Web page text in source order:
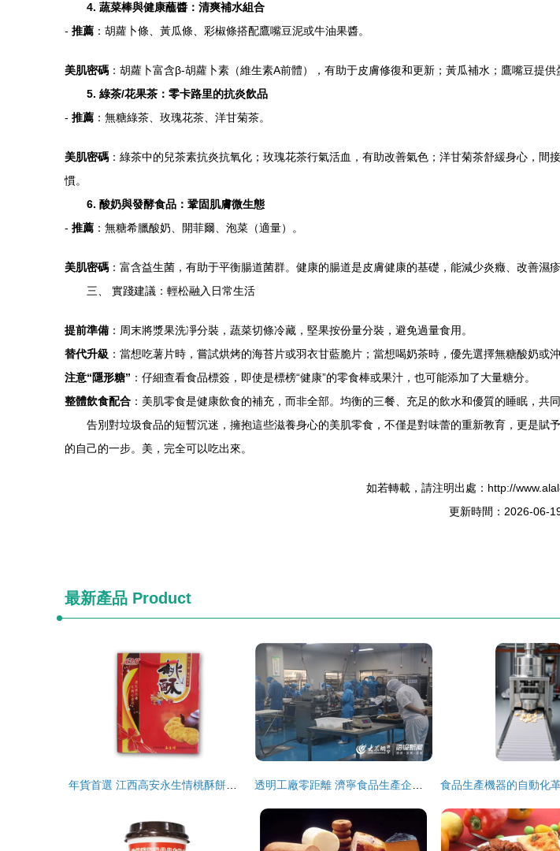
4. 蔬菜棒與健康蘸醬：清爽補水組合
- 推薦 ：胡蘿卜條、黃瓜條、彩椒條搭配鷹嘴豆泥或牛油果醬。
美肌密碼 ：胡蘿卜富含β-胡蘿卜素（維生素A前體），有助于皮膚修復和更新；黃瓜補水；鷹嘴豆提
5. 綠茶/花果茶：零卡路里的抗炎飲品
- 推薦 ：無糖綠茶、玫瑰花茶、洋甘菊茶。
美肌密碼 ：綠茶中的兒茶素抗炎抗氧化；玫瑰花茶行氣活血，有助改善氣色；洋甘菊茶舒緩身心，
慣。
6. 酸奶與發酵食品：鞏固肌膚微生態
- 推薦 ：無糖希臘酸奶、開菲爾、泡菜（適量）。
美肌密碼 ：富含益生菌，有助于平衡腸道菌群。健康的腸道是皮膚健康的基礎，能減少炎癥、改善濕
三、 實踐建議：輕松融入日常生活
提前準備 ：周末將漿果洗凈分裝，蔬菜切條冷藏，堅果按份量分裝，避免過量食用。
替代升級 ：當想吃薯片時，嘗試烘烤的海苔片或羽衣甘藍脆片；當想喝奶茶時，優先選擇無糖酸奶或沖
注意“隱形糖” ：仔細查看食品標簽，即使是標榜“健康”的零食棒或果汁，也可能添加了大量糖分。
整體飲食配合 ：美肌零食是健康飲食的補充，而非全部。均衡的三餐、充足的飲水和優質的睡眠，共
告別對垃圾食品的短暫沉迷，擁抱這些滋養身心的美肌零食，不僅是對味蕾的重新教育，更是
的自己的一步。美，完全可以吃出來。
如若轉載，請注明出處：http://
更新時間：2026-06-
最新產品 Product